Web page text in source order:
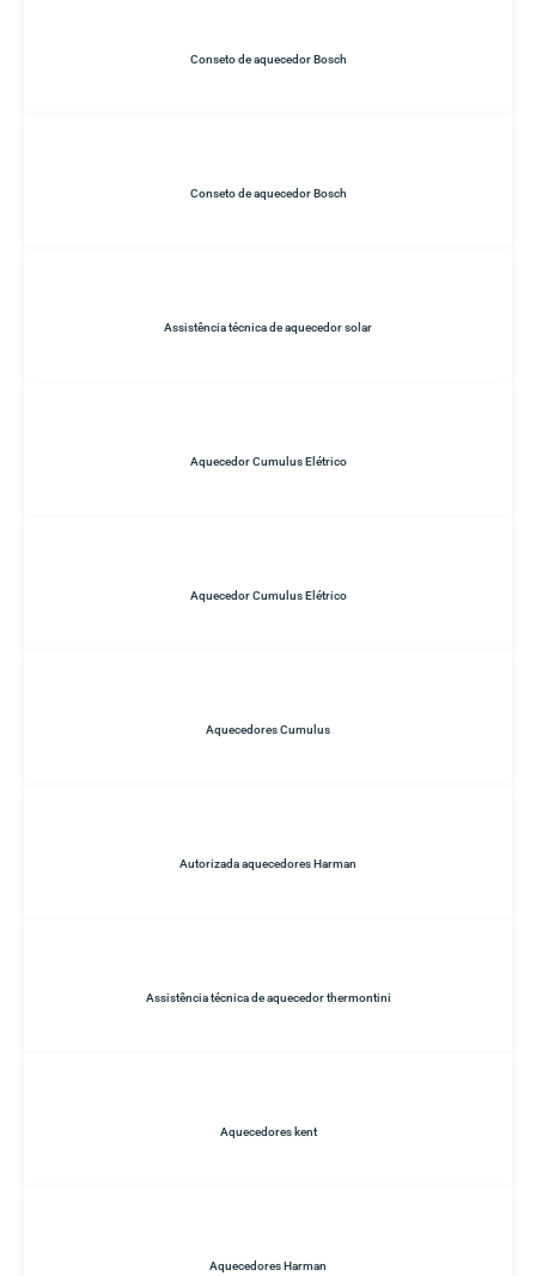
Conseto de aquecedor Bosch
Conseto de aquecedor Bosch
Assistência técnica de aquecedor solar
Aquecedor Cumulus Elétrico
Aquecedor Cumulus Elétrico
Aquecedores Cumulus
Autorizada aquecedores Harman
Assistência técnica de aquecedor thermontini
Aquecedores kent
Aquecedores Harman